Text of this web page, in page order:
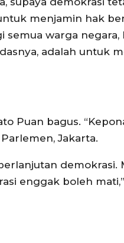
menjamin hak
semua warga
adalah untuk
Puan bagus.
Jakarta.
demokrasi.
enggak boleh